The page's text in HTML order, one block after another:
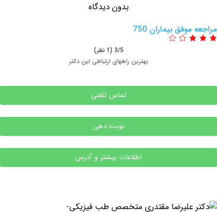
بدون دیدگاه
بیماران 750
بهترین راههای ارتباطی این دکتر
تماس تلفنی
نوبت دهی
اطلاعات بیشتر و آدرس